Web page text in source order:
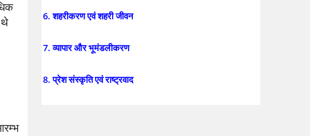
थे
6. शहरीकरण एवं शहरी जीवन
7. व्यापार और भूमंडलीकरण
8. प्रेश संस्कृति एवं राष्ट्रवाद